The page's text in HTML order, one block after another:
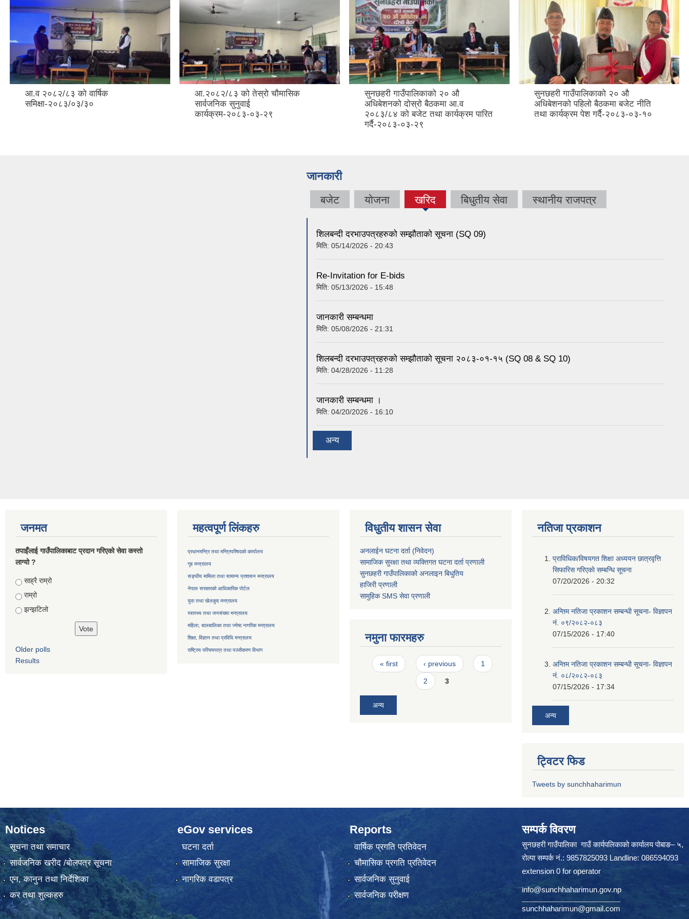
आ.व २०८२/८३ को वार्षिक
समिक्षा-२०८३/०३/३०
आ.२०८२/८३ को तेस्रो चौमासिक
सार्वजनिक सुनुवाई
कार्यक्रम-२०८३-०३-२९
सुनछहरी गाउँपालिकाको २० औ
अधिबेशनको दोस्रो बैठकमा आ.व
२०८३/८४ को बजेट तथा कार्यक्रम पारित
गर्दै-२०८३-०३-२९
सुनछहरी गाउँपालिकाको २० औ
अधिबेशनको पहिलो बैठकमा बजेट नीति
तथा कार्यक्रम पेश गर्दै-२०८३-०३-१०
जानकारी
बजेट योजना खरिद
(active
बिधुतीय सेवा स्थानीय राजपत्र
शिलबन्दी दरभाउपत्रहरुको सम्झौताको सूचना (SQ 09)
मिति: 05/14/2026 - 20:43
Re-Invitation for E-bids
मिति: 05/13/2026 - 15:48
जानकारी सम्बन्धमा
मिति: 05/08/2026 - 21:31
शिलबन्दी दरभाउपत्रहरुको सम्झौताको सूचना २०८३-०१-१५ (SQ 08 & SQ 10)
मिति: 04/28/2026 - 11:28
जानकारी सम्बन्धमा ।
मिति: 04/20/2026 - 16:10
अन्य
जनमत
तपाइँलाई गाउँपालिकाबाट प्रदान गरिएको सेवा कस्तो
लाग्यो ?
Choices
साह्रै राम्रो
राम्रो
झन्झटिलो
Older polls
Results
महत्वपूर्ण लिंकहरु
प्रधानमन्त्रि तथा मन्त्रिपरिषदको कार्यालय
गृह मन्त्रालय
सङ्घीय मामिला तथा सामान्य प्रशासन मन्त्रालय
नेपाल सरकारको आधिकारिक पोर्टल
युवा तथा खेलकुद मन्त्रालय
स्वास्थ्य तथा जनसंख्या मन्त्रालय
महिला, बालबालिका तथा ज्येष्ठ नागरिक मन्त्रालय
शिक्षा, विज्ञान तथा प्रविधि मन्त्रालय
राष्ट्रिय परिचयपत्र तथापञ्जीकरण विभाग
विधुतीय शासन सेवा
अनलाईन घटना दर्ता (निवेदन)
सामाजिक सुरक्षा तथा व्यक्तिगत घटना दर्ताप्रणाली
सुनछहरी गाउँपालिकाको अनलाइन बिधुतिय
हाजिरी प्रणाली
सामुहिकSMS सेवाप्रणाली
नमुना फारमहरु
Pages
« first ‹ previous 1
2 3
अन्य
नतिजा प्रकाशन
प्राविधिक/विषयगत शिक्षा अध्ययन छात्रवृत्ति
सिफारिस गरिएकाे सम्बन्धि सूचना
07/20/2026 - 20:32
अन्तिम नतिजा प्रकाशन सम्बन्धी सूचना- विज्ञापन
नं. ०९/२०८२-०८३
07/15/2026 - 17:40
अन्तिम नतिजा प्रकाशन सम्बन्धी सूचना- विज्ञापन
नं. ०८/२०८२-०८३
07/15/2026 - 17:34
अन्य
ट्विटर फिड
Tweets by sunchhaharimun
Notices
सूचना तथा समाचार
सार्वजनिक खरीद /बोलपत्र सूचना
एन, कानुन तथा निर्देशिका
कर तथा शुल्कहरु
eGov services
घटना दर्ता
सामाजिक सुरक्षा
नागरिक वडापत्र
Reports
वार्षिक प्रगति प्रतिवेदन
चौमासिक प्रगति प्रतिवेदन
सार्वजनिक सुनुवाई
सार्वजनिक परीक्षण
सम्पर्क विवरण
सुनछहरी गाउँपालिका गाउँ कार्यपलिकाको कार्यालय पोबाङ– ५,
रोल्पा सम्पर्क नं.: 9857825093 Landline: 086594093
extension 0 for operator
info@sunchhaharimun.gov.np
sunchhaharimun@gmail.com